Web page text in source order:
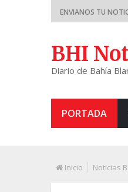
ENVIANOS TU
BHI
Diario de Bahía
PORTADA
Inicio Noticias